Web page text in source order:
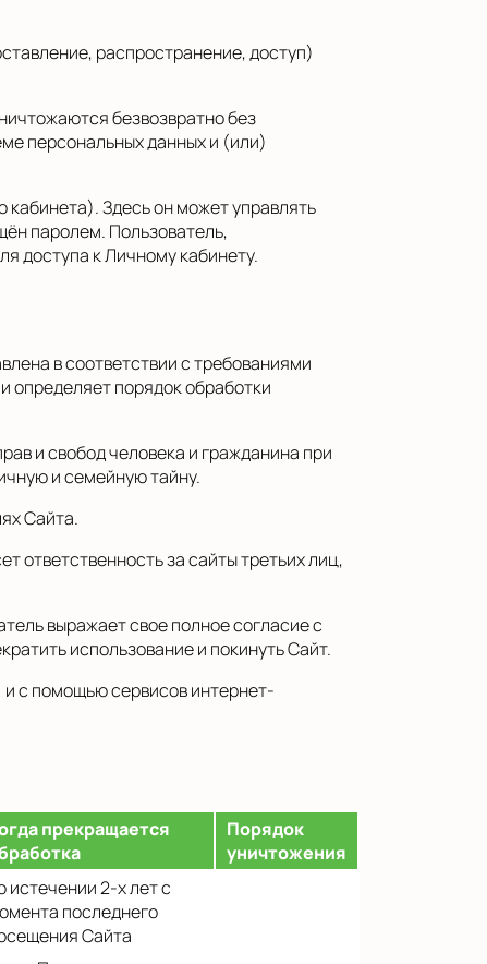
распространение, доступ)
безвозвратно без
персональных данных и (или)
Здесь он может управлять
паролем. Пользователь,
доступа к Личному кабинету.
в соответствии с требованиями
определяет порядок обработки
и свобод человека и гражданина при
и семейную тайну.
Сайта.
ответственность за сайты третьих лиц,
выражает свое полное согласие с
использование и покинуть Сайт.
с помощью сервисов интернет-
прекращается
Порядок
уничтожения
истечении 2-х лет с
последнего
Сайта